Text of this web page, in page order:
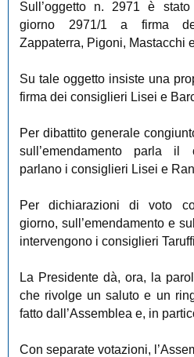
Sull’oggetto n. 2971 è stato
giorno 2971/1 a firma
Zappaterra, Pigoni, Mastacchi
Su tale oggetto insiste una
firma dei consiglieri Lisei e
Per dibattito generale
sull’emendamento parla il
parlano i consiglieri Lisei e
Per dichiarazioni di voto
giorno, sull’emendamento e
intervengono i consiglieri
La Presidente dà, ora, la
che rivolge un saluto e un
fatto dall’Assemblea e, in
Con separate votazioni,